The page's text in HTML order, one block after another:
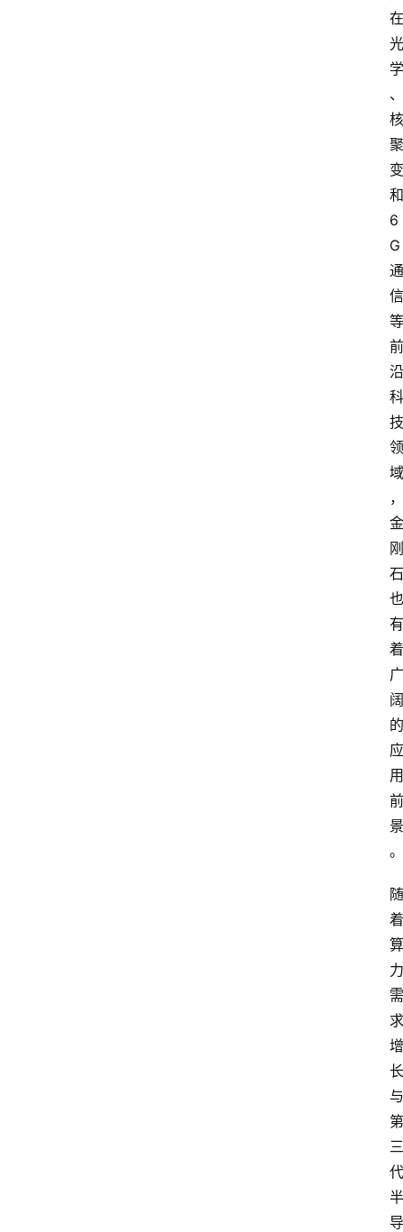
在
光
学
、
核
聚
变
和
6
G
通
信
等
前
沿
科
技
领
域
，
金
刚
石
也
有
着
广
阔
的
应
用
前
景
。
随
着
算
力
需
求
增
长
与
第
三
代
半
导